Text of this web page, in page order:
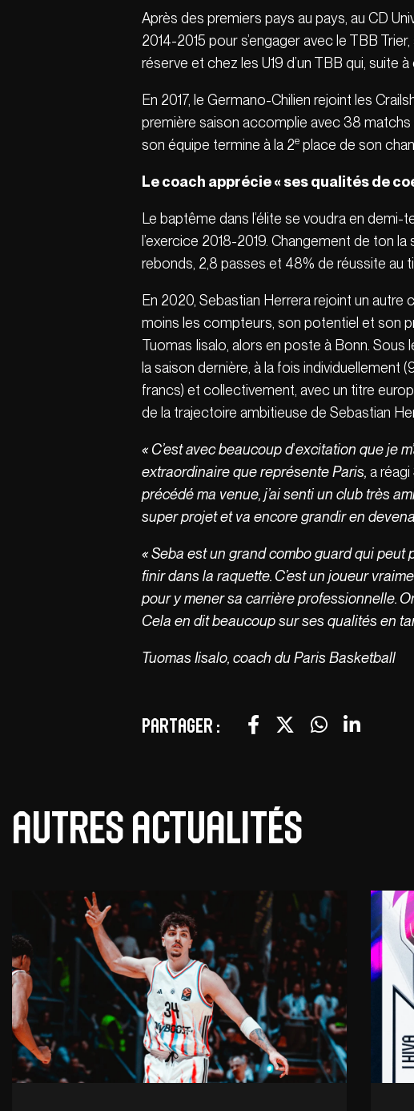
Après des premiers pays au pays, au CD
2014-2015 pour s’engager avec le TBB
réserve et chez les U19 d’un TBB qui, suite
En 2017, le Germano-Chilien rejoint les
première saison accomplie avec 38 matchs
son équipe termine à la 2e place de son
Le coach apprécie « ses qualitésde
Le baptême dans l’élite se voudra en
l’exercice 2018-2019. Changement de ton
rebonds, 2,8 passes et 48% de réussite au
En 2020, Sebastian Herrera rejoint un autre
moins les compteurs, son potentiel et son
Tuomas Iisalo, alors en poste à Bonn. Sous
la saison dernière, à la fois individuellement
francs) et collectivement, avec un titre
de la trajectoire ambitieuse de Sebastian
« C’est avec beaucoup d’excitation que je
extraordinaire que représente Paris, a
précédé ma venue, j’ai senti un club très
super projet et va encore grandir en
« Seba est un grand combo guard qui
finir dans la raquette. C’est un joueur
pour y mener sa carrière professionnelle.
Cela en dit beaucoup sur ses qualités en
Tuomas Iisalo, coach du Paris Basketball
Partager :
Autres actualités